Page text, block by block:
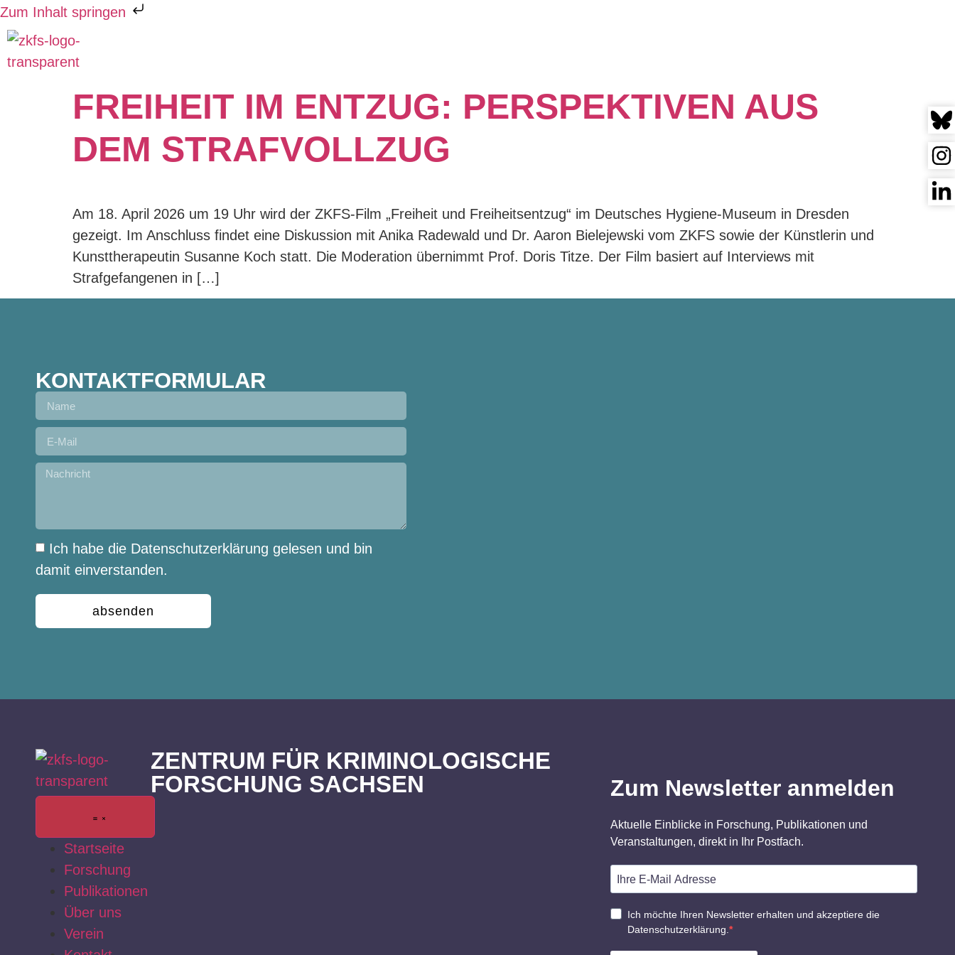
Zum Inhalt springen
KATEGORIE:
FREIHEIT IM ENTZUG: PERSPEKTIVEN AUS
DEM STRAFVOLLZUG
Am 18. April 2026 um 19 Uhr wird der ZKFS-Film „Freiheit und Freiheitsentzug“ im Deutsches Hygiene-Museum in Dresden
gezeigt. Im Anschluss findet eine Diskussion mit Anika Radewald und Dr. Aaron Bielejewski vom ZKFS sowie der Künstlerin und
Kunsttherapeutin Susanne Koch statt. Die Moderation übernimmt Prof. Doris Titze. Der Film basiert auf Interviews mit
Strafgefangenen in […]
KONTAKTFORMULAR
Ich habe die Datenschutzerklärung gelesen und bin
damit einverstanden.
absenden
ZENTRUM FÜR KRIMINOLOGISCHE
FORSCHUNG SACHSEN
Startseite
Forschung
Publikationen
Über uns
Verein